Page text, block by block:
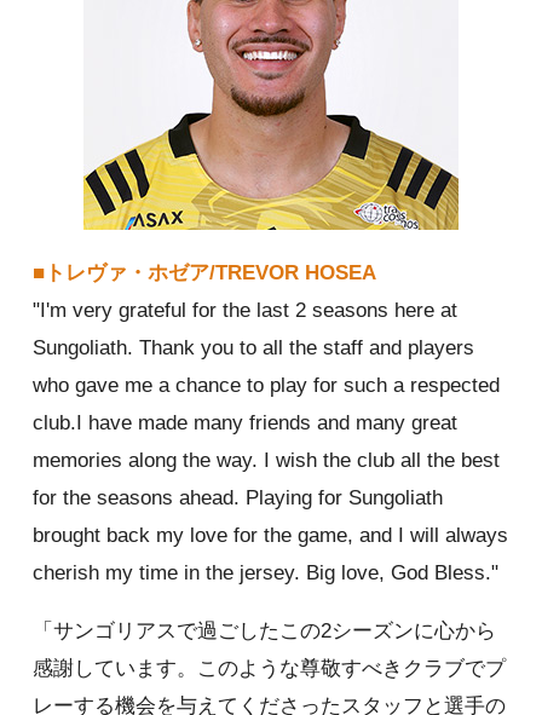
■トレヴァ・ホゼア/TREVOR HOSEA
"I'm very grateful for the last 2 seasons here at
Sungoliath. Thank you to all the staff and players
who gave me a chance to play for such a respected
club.I have made many friends and many great
memories along the way. I wish the club all the best
for the seasons ahead. Playing for Sungoliath
brought back my love for the game, and I will always
cherish my time in the jersey. Big love, God Bless."
「サンゴリアスで過ごしたこの2シーズンに心から
感謝しています。このような尊敬すべきクラブでプ
レーする機会を与えてくださったスタッフと選手の